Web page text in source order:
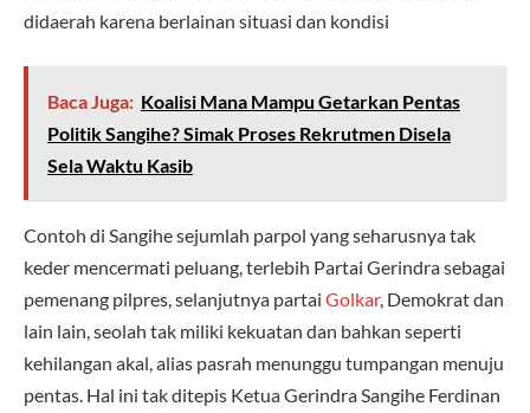
didaerah karena berlainan situasi dan kondisi
Baca Juga: Koalisi Mana Mampu Getarkan Pentas
Politik Sangihe? Simak Proses Rekrutmen Disela
Sela Waktu Kasib
Contoh di Sangihe sejumlah parpol yang seharusnya tak
keder mencermati peluang, terlebih Partai Gerindra sebagai
pemenang pilpres, selanjutnya partai Golkar, Demokrat dan
lain lain, seolah tak miliki kekuatan dan bahkan seperti
kehilangan akal, alias pasrah menunggu tumpangan menuju
pentas. Hal ini tak ditepis Ketua Gerindra Sangihe Ferdinan